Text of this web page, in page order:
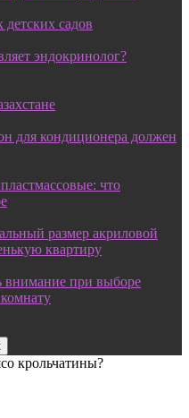
садов
эндокринолог?
для кондиционера должен
что
размер акриловой
квартиру
внимание при выборе
крольчатины?